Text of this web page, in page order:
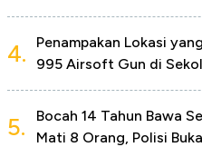
4.
Penampakan Lokasi
995 Airsoft Gun di
5.
Bocah 14 Tahun Bawa
Mati 8 Orang, Polisi